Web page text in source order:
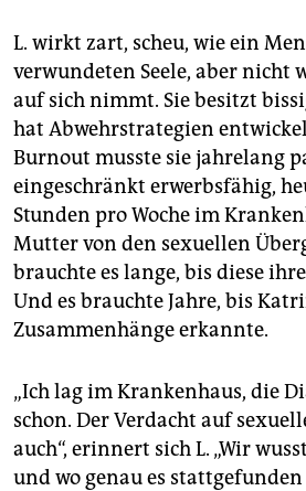
L. wirkt zart, scheu, wie ein
verwundeten Seele, aber nicht
auf sich nimmt. Sie besitzt
hat Abwehrstrategien
Burnout musste sie jahrelang
eingeschränkt erwerbsfähig,
Stunden pro Woche im
Mutter von den sexuellen
brauchte es lange, bis diese
Und es brauchte Jahre, bis
Zusammenhänge erkannte.
„Ich lag im Krankenhaus, die
schon. Der Verdacht auf
auch“, erinnert sich L. „Wir
und wo genau es